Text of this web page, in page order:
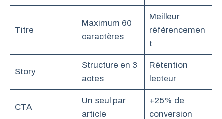
Titre
Maximum 60
caractères
Meilleur
référencemen
t
Story
Structure en 3
actes
Rétention
lecteur
CTA
Un seul par
article
+25% de
conversion